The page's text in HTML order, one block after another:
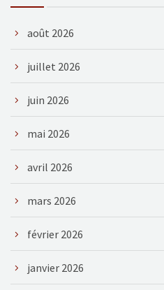
août 2026
juillet 2026
juin 2026
mai 2026
avril 2026
mars 2026
février 2026
janvier 2026